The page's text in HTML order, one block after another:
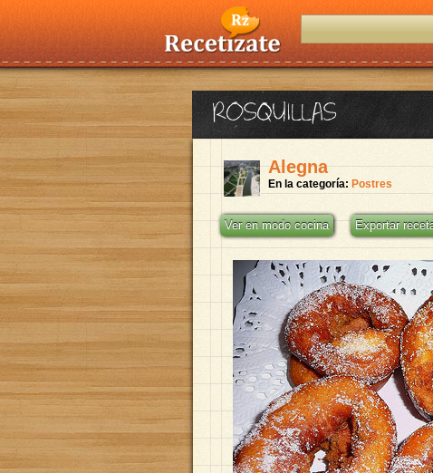
ROSQUILLAS
Alegna
En la categoría: Postres
Ver en modo cocina Exportar